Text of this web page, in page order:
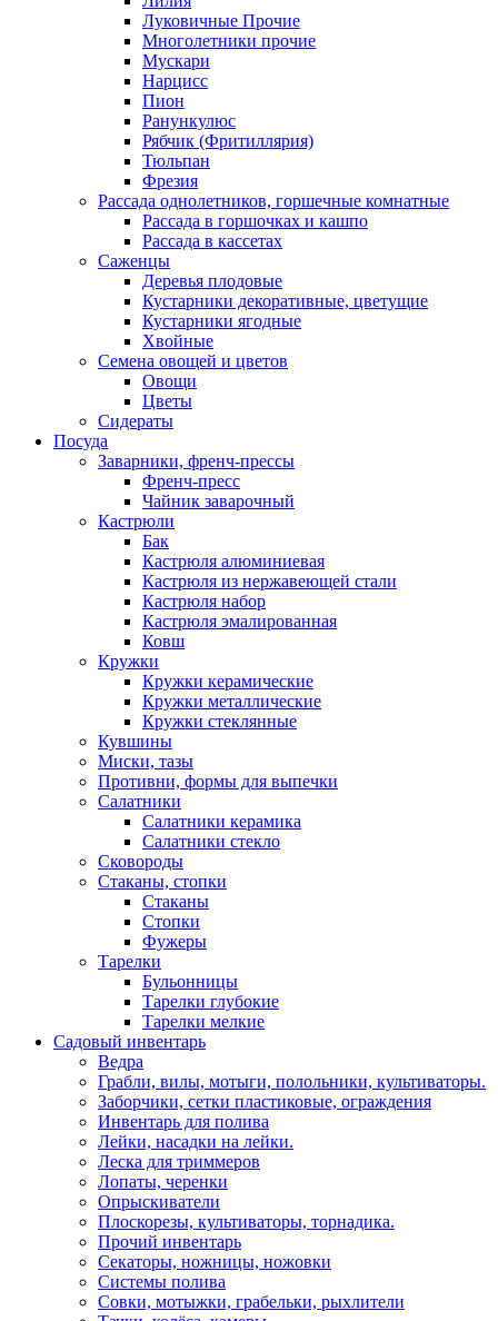
Луковичные Прочие
Многолетники прочие
Мускари
Нарцисс
Пион
Ранункулюс
Рябчик (Фритиллярия)
Тюльпан
Фрезия
Рассада однолетников, горшечные комнатные
Рассада в горшочках и кашпо
Рассада в кассетах
Саженцы
Деревья плодовые
Кустарники декоративные, цветущие
Кустарники ягодные
Хвойные
Семена овощей и цветов
Овощи
Цветы
Сидераты
Посуда
Заварники, френч-прессы
Френч-пресс
Чайник заварочный
Кастрюли
Бак
Кастрюля алюминиевая
Кастрюля из нержавеющей стали
Кастрюля набор
Кастрюля эмалированная
Ковш
Кружки
Кружки керамические
Кружки металлические
Кружки стеклянные
Кувшины
Миски, тазы
Противни, формы для выпечки
Салатники
Салатники керамика
Салатники стекло
Сковороды
Стаканы, стопки
Стаканы
Стопки
Фужеры
Тарелки
Бульонницы
Тарелки глубокие
Тарелки мелкие
Садовый инвентарь
Ведра
Грабли, вилы, мотыги, полольники, культиваторы.
Заборчики, сетки пластиковые, ограждения
Инвентарь для полива
Лейки, насадки на лейки.
Леска для триммеров
Лопаты, черенки
Опрыскиватели
Плоскорезы, культиваторы, торнадика.
Прочий инвентарь
Секаторы, ножницы, ножовки
Системы полива
Совки, мотыжки, грабельки, рыхлители